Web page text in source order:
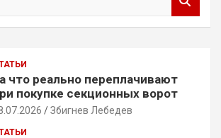
что реально переплачивают
покупке секционных ворот
Збигнев Лебедев